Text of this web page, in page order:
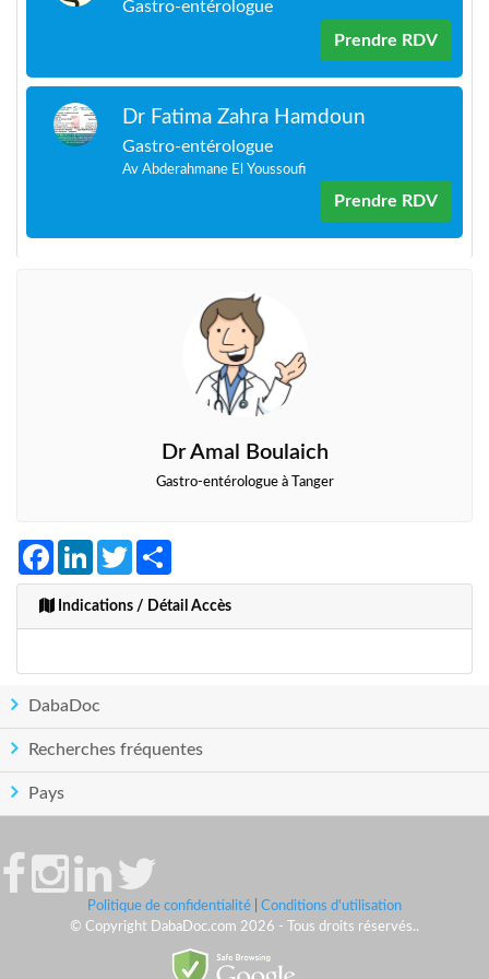
Gastro-entérologue
Prendre RDV
Dr Fatima Zahra Hamdoun
Gastro-entérologue
Av Abderahmane El Youssoufi
Prendre RDV
Dr Amal Boulaich
Gastro-entérologue à Tanger
FacebookLinkedInTwitter
Indications / Détail Accès
DabaDoc
Recherches fréquentes
Pays
Politique de confidentialité
Conditions d'utilisation
© Copyright DabaDoc.com 2026 - Tous droits réservés..